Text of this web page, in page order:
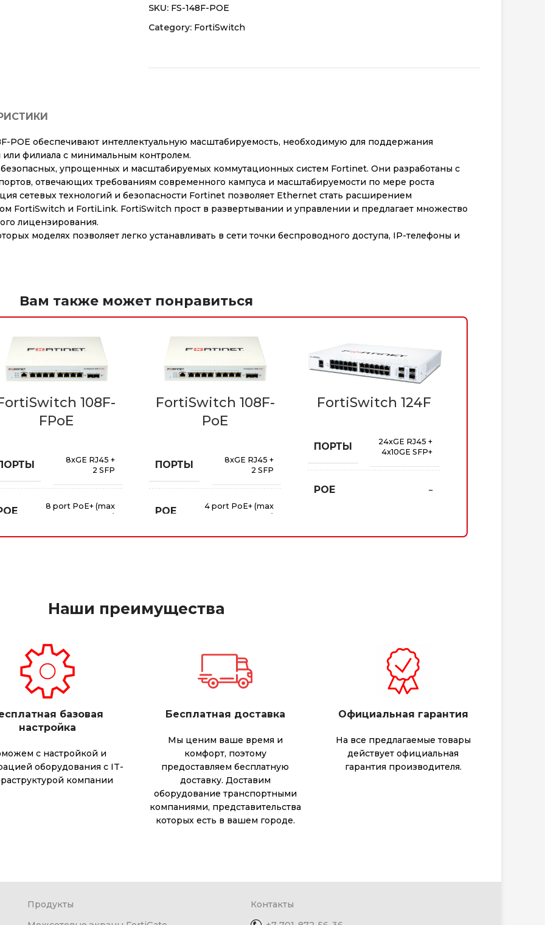
SKU: FS-148F-POE
Category: FortiSwitch
POE обеспечивают интеллектуальную масштабируемость, необходимую для поддержания
филиала с минимальным контролем.
упрощенных и масштабируемых коммутационных систем Fortinet. Они разработаны с
отвечающих требованиям современного кампуса и масштабируемости по мере роста
сетевых технологий и безопасности Fortinet позволяет Ethernet стать расширением
FortiSwitch и FortiLink. FortiSwitch прост в развертывании и управлении и предлагает множество
лицензирования.
моделях позволяет легко устанавливать в сети точки беспроводного доступа, IP-телефоны и
Вам также может понравиться
108F-
FPoE
8xGE RJ45 +
2 SFP
8 port PoE+ (max
130W)
FortiSwitch 108F-
PoE
ПОРТЫ
8xGE RJ45 +
2 SFP
POE
4 port PoE+ (max
65W)
FortiSwitch 124F
ПОРТЫ
24xGE RJ45 +
4x10GE SFP+
POE –
Наши преимущества
базовая
настройка
с настройкой и
оборудования с IT-
компании
Бесплатная доставка
Мы ценим ваше время и
комфорт, поэтому
предоставляем бесплатную
доставку. Доставим
оборудование транспортными
компаниями, представительства
которых есть в вашем городе.
Официальная гарантия
На все предлагаемые товары
действует официальная
гарантия производителя.
Продукты
Контакты